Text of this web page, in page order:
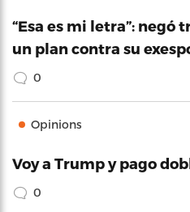
“Esa es mi letra”: negó
un plan contra su
0
Opinions
Voy a Trump y pago
0